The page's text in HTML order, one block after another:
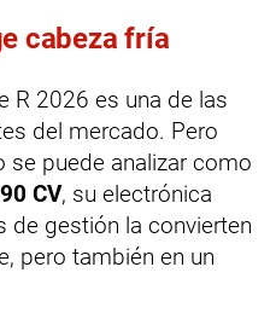
cabeza fría
R 2026 es una de las
del mercado. Pero
se puede analizar como
CV, su electrónica
de gestión la convierten
pero también en un